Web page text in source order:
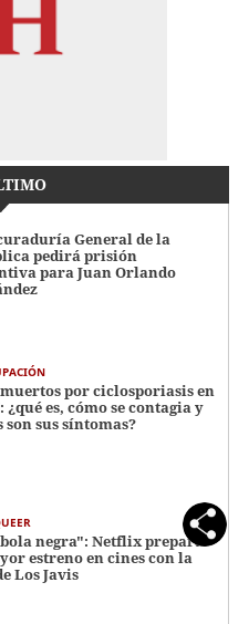
General de la
pedirá prisión
para Juan Orlando
por ciclosporiasis en
¿qué es, cómo se contagia y
son sus síntomas?
negra": Netflix prepara
estreno en cines con la
Los Javis